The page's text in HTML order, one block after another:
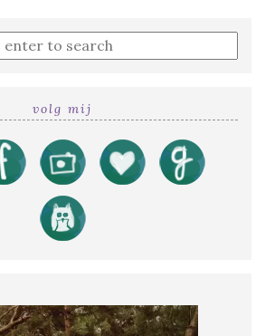
volg mij